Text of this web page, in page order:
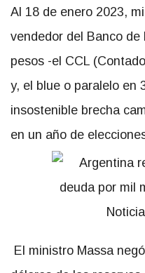
Al 18 de enero 2023,
vendedor del Banco
pesos -el CCL
y, el blue o paralelo en
insostenible brecha
en un año de
El ministro Massa